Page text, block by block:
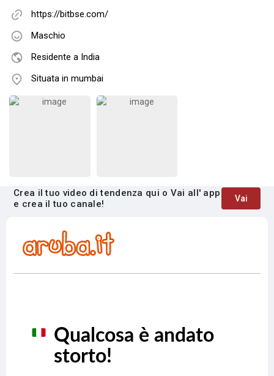
https://bitbse.com/
Maschio
Residente a India
Situata in mumbai
Crea il tuo video di tendenza qui o Vai all' app
e crea il tuo canale!
Vai